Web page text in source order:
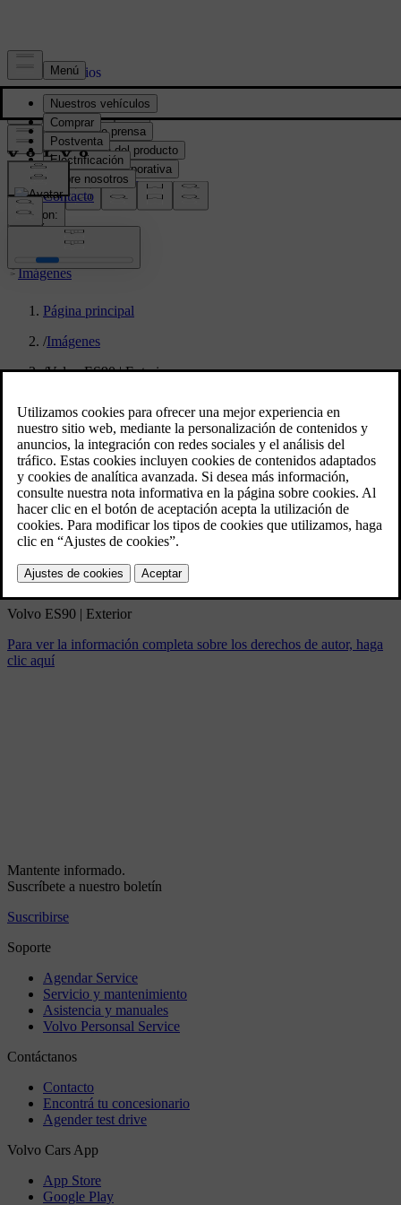
Prensa y Medios
Material de prensa
Información del producto
Información corporativa
Contacto de medios
location:
PY
Imágenes
Página principal
/Imágenes
/Volvo ES90 | Exterior
Volvo ES90 | Exterior
3/5/2025
Marcador
Compartir
Descargar
Volvo ES90 | Exterior
Para ver la información completa sobre los derechos de autor, haga
clic aquí